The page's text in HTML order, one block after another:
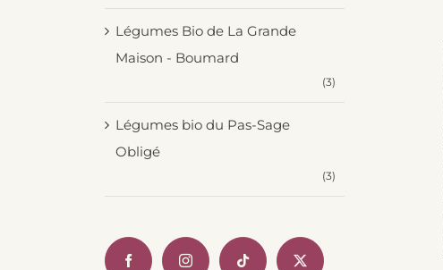
Légumes Bio de La Grande
Maison - Boumard
(3)
Légumes bio du Pas-Sage
Obligé
(3)